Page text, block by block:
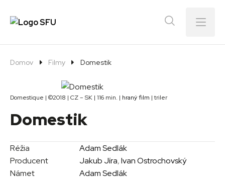
Menu
Domov Filmy Domestik
Domestique | ©2018 | CZ – SK | 116 min. | hraný film | triler
Domestik
Réžia
Adam Sedlák
Producent
Jakub Jíra,Ivan Ostrochovský
Námet
Adam Sedlák